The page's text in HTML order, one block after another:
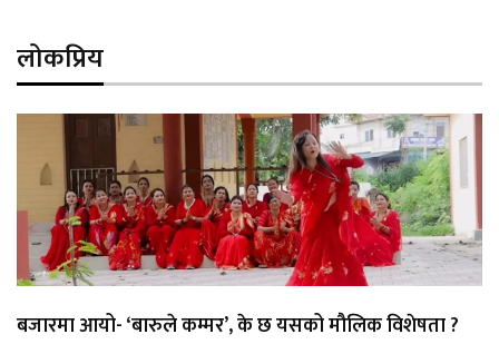
लोकप्रिय
बजारमा आयो- ‘बारुले कम्मर’, के छ यसको मौलिक विशेषता ?